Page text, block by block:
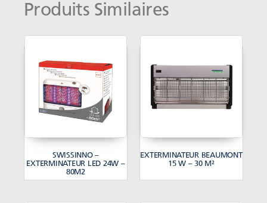
Produits Similaires
SWISSINNO –
EXTERMINATEUR LED 24W –
80M2
EXTERMINATEUR BEAUMONT
15 W – 30 M²